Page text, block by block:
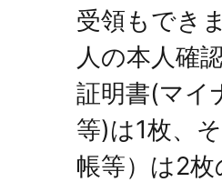
受領もでき
人の本人確
証明書(マイ
等)は1枚、
帳等）は2